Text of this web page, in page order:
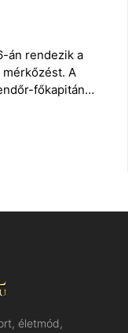
án rendezik a
mérkőzést. A
főkapitán…
életmód,